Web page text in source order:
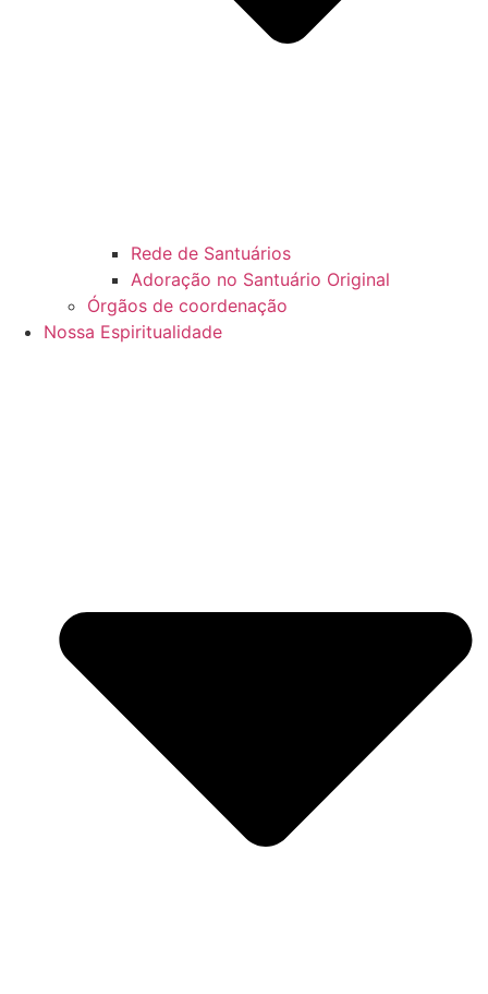
Rede de Santuários
Adoração no Santuário Original
Órgãos de coordenação
Nossa Espiritualidade